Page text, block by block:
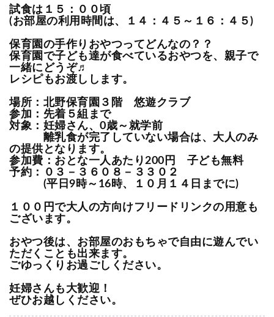
試食は１５：００頃
(お部屋の利用時間は、１４：４５～１６：４５)
保育園の手作りおやつってどんなの？？
保育園で子ども達が食べているおやつを、親子で
一緒にどうぞ♬
レシピもお渡しします。
場所：北野保育園３階 悠遊クラブ
参加：先着５組まで
対象：妊婦さん、0歳～就学前
離乳食が完了していない場合は、大人のみ
の提供となります。
参加費：おとな一人あたり200円 子ども無料
予約：０３－３６０８－３３０２
(平日9時～16時、１０月１４日までに)
１００円で大人の方向けフリードリンクの用意も
ございます。
おやつ後は、お部屋のおもちゃで自由に遊んでい
ただくことも出来ます。
ごゆっくりお過ごしください。
妊婦さんも大歓迎！
ぜひお越しください。